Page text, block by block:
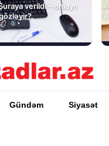
verildi – onlayn
Gündəm Siyasət